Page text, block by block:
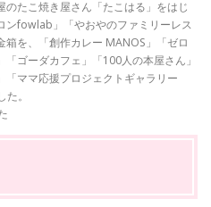
たこ焼き屋さん「たこはる」をはじ
ンfowlab」「やおやのファミリーレス
箱を、「創作カレー MANOS」「ゼロ
ゴーダカフェ」「100人の本屋さん」
「ママ応援プロジェクトギャラリー
。